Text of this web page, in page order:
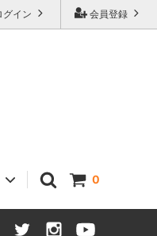
会員登録
グイン
0